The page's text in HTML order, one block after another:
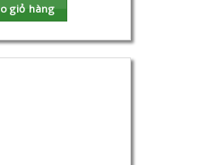
giỏ hàng